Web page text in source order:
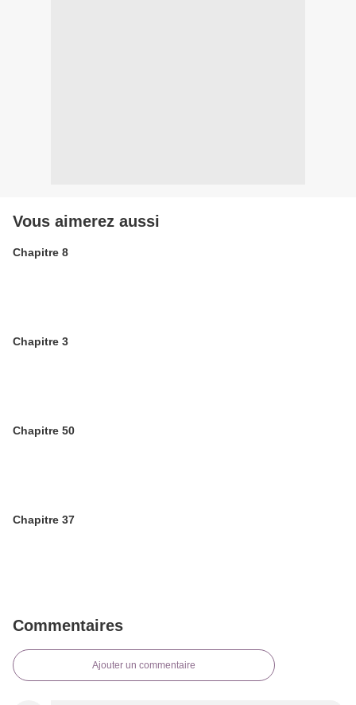
Vous aimerez aussi
Chapitre 8
Chapitre 3
Chapitre 50
Chapitre 37
Commentaires
Ajouter un commentaire